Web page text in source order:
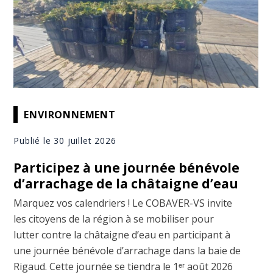
ENVIRONNEMENT
Publié le 30 juillet 2026
Participez à une journée bénévole
d’arrachage de la châtaigne d’eau
Marquez vos calendriers ! Le COBAVER-VS invite
les citoyens de la région à se mobiliser pour
lutter contre la châtaigne d’eau en participant à
une journée bénévole d’arrachage dans la baie de
Rigaud. Cette journée se tiendra le 1ᵉʳ août 2026